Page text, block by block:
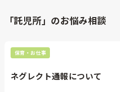
「託児所」のお悩み相談
保育・お仕事
ネグレクト通報について